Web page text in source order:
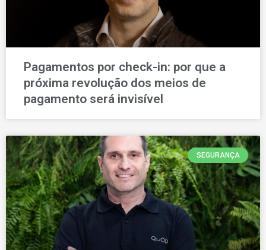
Pagamentos por check-in: por que a
próxima revolução dos meios de
pagamento será invisível
SEGURANÇA